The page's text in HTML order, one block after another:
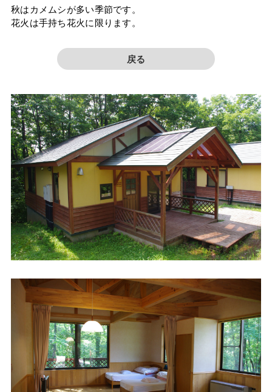
秋はカメムシが多い季節です。
花火は手持ち花火に限ります。
戻る